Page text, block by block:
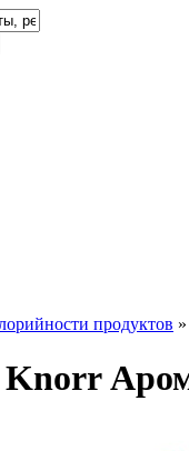
продуктов »